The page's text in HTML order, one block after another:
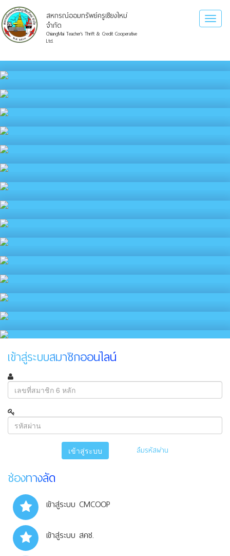
สหกรณ์ออมทรัพย์ครูเชียงใหม่
จำกัด
ChiangMai Teacher's Thrift & Credit Cooperative
Ltd.
เข้าสู่ระบบสมาชิกออนไลน์
เข้าสู่ระบบ ลืมรหัสผ่าน
ช่องทางลัด
เข้าสู่ระบบ CMCOOP
เข้าสู่ระบบ สคช.